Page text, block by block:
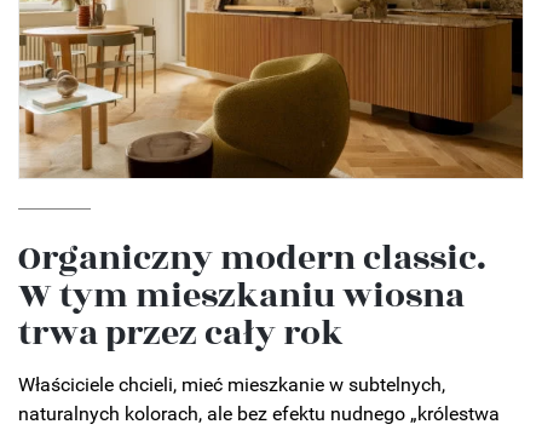
Organiczny modern classic.
W tym mieszkaniu wiosna
trwa przez cały rok
Właściciele chcieli, mieć mieszkanie w subtelnych,
naturalnych kolorach, ale bez efektu nudnego „królestwa